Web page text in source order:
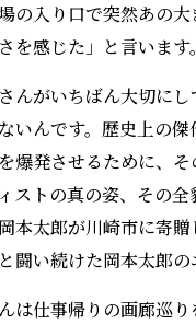
の入り口で突然あの
を感じた」と言います。
さんがいちばん大切に
いんです。歴史上の
爆発させるために、
ストの真の姿、その
本太郎が川崎市に寄
闘い続けた岡本太郎の
は仕事帰りの画廊巡